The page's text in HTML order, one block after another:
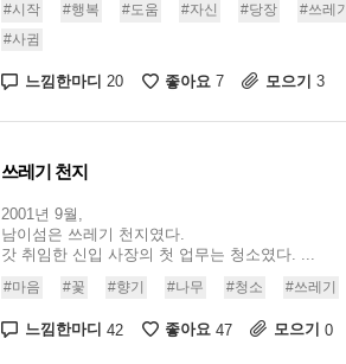
#시작 #행복 #도움 #자신 #당장 #쓰레기
#사귐
느낌한마디 20 좋아요 7 모으기 3
쓰레기 천지
2001년 9월,
남이섬은 쓰레기 천지였다.
갓 취임한 신입 사장의 첫 업무는 청소였다. ...
#마음 #꽃 #향기 #나무 #청소 #쓰레기
느낌한마디 42 좋아요 47 모으기 0